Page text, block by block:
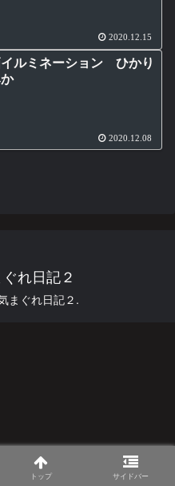
2020.12.15
イルミネーション ひかり
2020.12.08
れ日記２
まぐれ日記２.
トップ サイドバー